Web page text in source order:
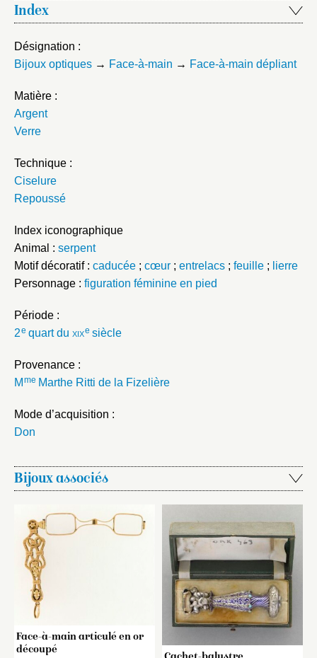
Index
Désignation :
Bijoux optiques → Face-à-main → Face-à-main dépliant
Matière :
Argent
Verre
Technique :
Ciselure
Repoussé
Index iconographique
Animal : serpent
Motif décoratif : caducée ; cœur ; entrelacs ; feuille ; lierre
Personnage : figuration féminine en pied
Période :
2e quart du xixe siècle
Provenance :
M me Marthe Ritti de la Fizelière
Mode d’acquisition :
Don
Bijoux associés
Face-à-main articulé en or
découpé